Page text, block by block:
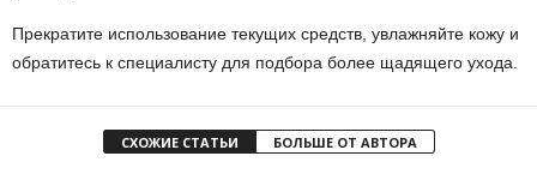
Прекратите использование текущих средств, увлажняйте кожу и
обратитесь к специалисту для подбора более щадящего ухода.
СХОЖИЕ СТАТЬИ БОЛЬШЕ ОТ АВТОРА